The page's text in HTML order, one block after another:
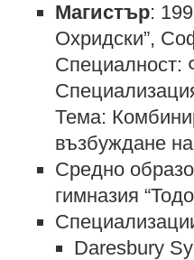
Магистър:
Охридски”,
Специалност:
Тема:
възбуждане
Средно
гимназия
Daresbury